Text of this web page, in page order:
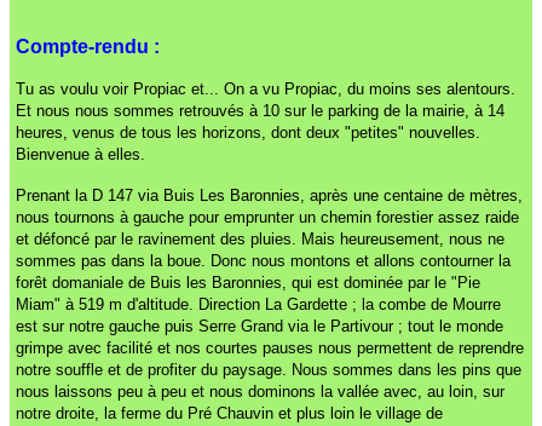
Compte-rendu :
Tu as voulu voir Propiac et... On a vu Propiac, du moins ses alentours.
Et nous nous sommes retrouvés à 10 sur le parking de la mairie, à 14
heures, venus de tous les horizons, dont deux "petites" nouvelles.
Bienvenue à elles.
Prenant la D 147 via Buis Les Baronnies, après une centaine de mètres,
nous tournons à gauche pour emprunter un chemin forestier assez raide
et défoncé par le ravinement des pluies. Mais heureusement, nous ne
sommes pas dans la boue. Donc nous montons et allons contourner la
forêt domaniale de Buis les Baronnies, qui est dominée par le "Pie
Miam" à 519 m d'altitude. Direction La Gardette ; la combe de Mourre
est sur notre gauche puis Serre Grand via le Partivour ; tout le monde
grimpe avec facilité et nos courtes pauses nous permettent de reprendre
notre souffle et de profiter du paysage. Nous sommes dans les pins que
nous laissons peu à peu et nous dominons la vallée avec, au loin, sur
notre droite, la ferme du Pré Chauvin et plus loin le village de